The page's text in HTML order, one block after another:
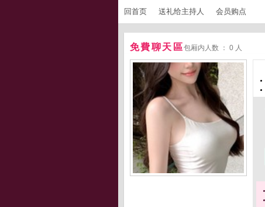
回首页 送礼给主持人 会员购点
免費聊天區包厢内人数 ： 0 人